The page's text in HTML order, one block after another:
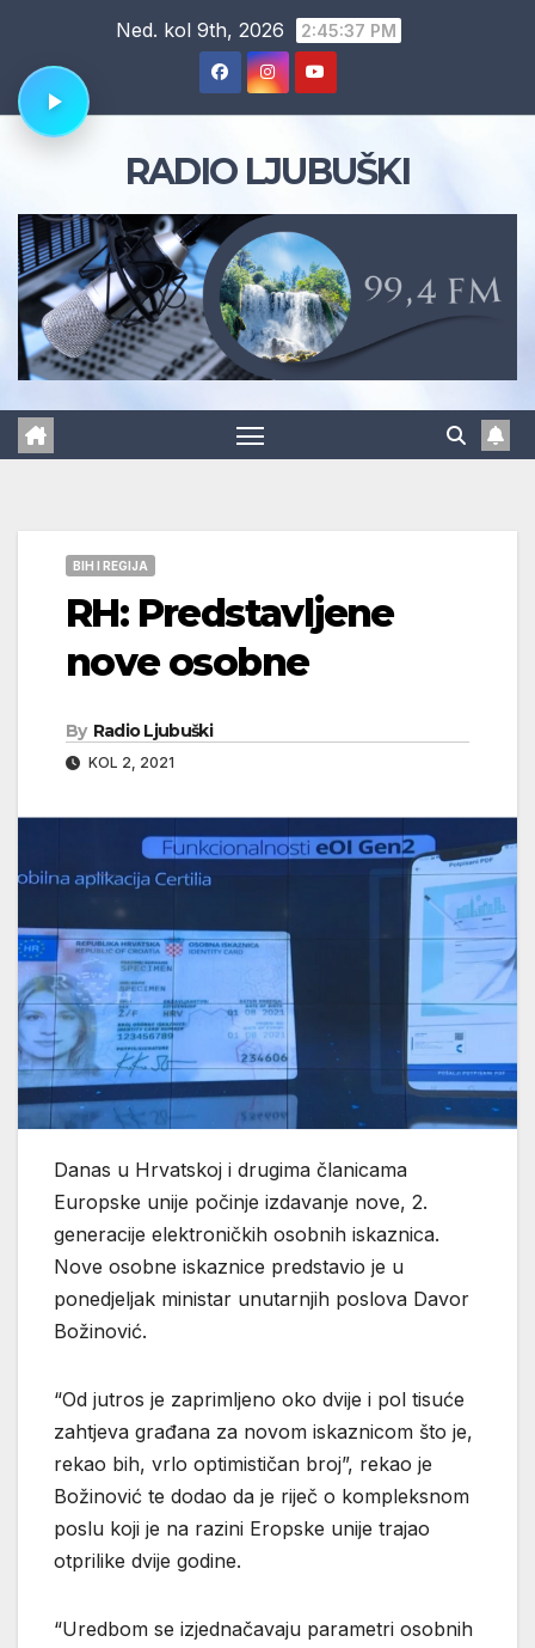
content
Ned. kol 9th, 2026 2:45:38 PM
RADIO LJUBUŠKI
BIH I REGIJA
RH: Predstavljene
nove osobne
By Radio Ljubuški
KOL 2, 2021
Danas u Hrvatskoj i drugima članicama
Europske unije počinje izdavanje nove, 2.
generacije elektroničkih osobnih iskaznica.
Nove osobne iskaznice predstavio je u
ponedjeljak ministar unutarnjih poslova Davor
Božinović.
“Od jutros je zaprimljeno oko dvije i pol tisuće
zahtjeva građana za novom iskaznicom što je,
rekao bih, vrlo optimističan broj”, rekao je
Božinović te dodao da je riječ o kompleksnom
poslu koji je na razini Eropske unije trajao
otprilike dvije godine.
“Uredbom se izjednačavaju parametri osobnih